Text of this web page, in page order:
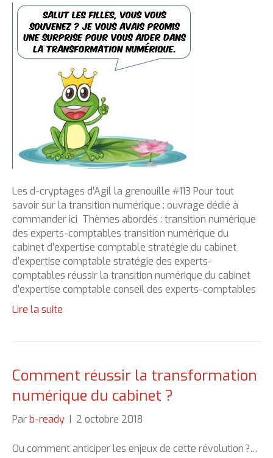
Les d-cryptages d’Agil la grenouille #113 Pour tout
savoir sur la transition numérique : ouvrage dédié à
commander ici Thèmes abordés : transition numérique
des experts-comptables transition numérique du
cabinet d’expertise comptable stratégie du cabinet
d’expertise comptable stratégie des experts-
comptables réussir la transition numérique du cabinet
d’expertise comptable conseil des experts-comptables
Lire la suite
Comment réussir la transformation
numérique du cabinet ?
Par b-ready 2 octobre 2018
Ou comment anticiper les enjeux de cette révolution ?…